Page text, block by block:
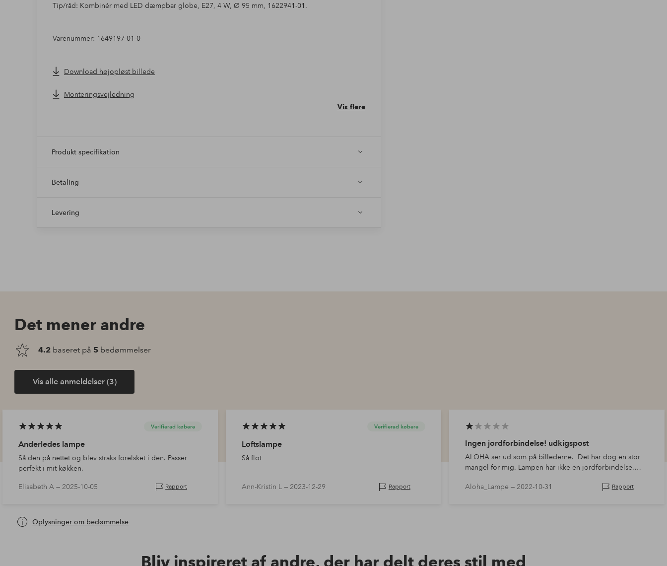
Tip/råd: Kombinér med LED dæmpbar globe, E27, 4 W, Ø 95 mm, 1622941-01.
Varenummer: 1649197-01-0
Download højopløst billede
Monteringsvejledning
Vis flere
Produkt specifikation
Betaling
Levering
Det mener andre
4.2 baseret på 5 bedømmelser
Vis alle anmeldelser (3)
Verifierad købere
Anderledes lampe
Så den på nettet og blev straks forelsket i den. Passer
perfekt i mit køkken.
Elisabeth A —2025-10-05 Rapport
Verifierad købere
Loftslampe
Så flot
Ann-Kristin L —2023-12-29 Rapport
Ingen jordforbindelse! udkigspost
ALOHA ser ud som på billederne. Det har dog en stor
mangel for mig. Lampen har ikke en jordforbindelse.
ho…
Aloha_Lampe — 2022-10-31 Rapport
Oplysninger om bedømmelse
Bliv inspireret af andre, der har delt deres stil med